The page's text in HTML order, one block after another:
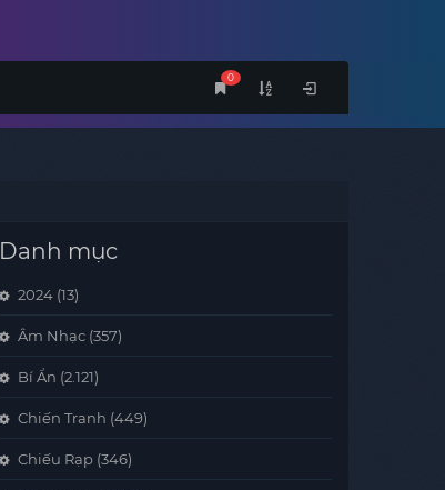
0
Danh mục
2024 (13)
Âm Nhạc (357)
Bí Ẩn (2.121)
Chiến Tranh (449)
Chiếu Rạp (346)